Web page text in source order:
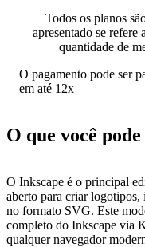
Todos os planos
apresentado se
quantidade de
O pagamento pode ser
em até 12x
O que você
O Inkscape é o principal
aberto para criar logotipos,
no formato SVG. Este
completo do Inkscape via
qualquer navegador